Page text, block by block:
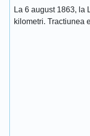
La 6 august 1863, la
kilometri. Tractiunea